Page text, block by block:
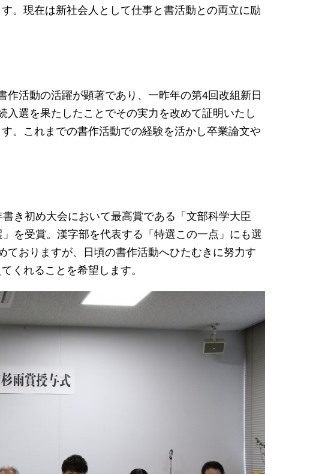
。現在は新社会人として仕事と書活動との両立に励
活動の活躍が顕著であり、一昨年の第4回改組新日
選を果たしたことでその実力を改めて証明いたし
。これまでの書作活動での経験を活かし卒業論文や
き初め大会において最高賞である「文部科学大臣
を受賞。漢字部を代表する「特選この一点」にも選
おりますが、日頃の書作活動へひたむきに努力す
くれることを希望します。